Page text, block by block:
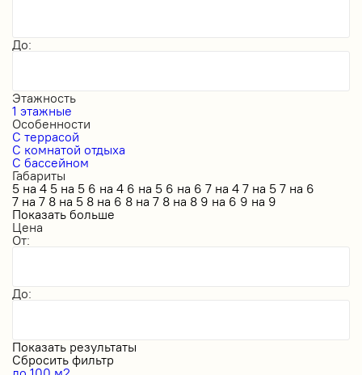
До:
Этажность
1 этажные
Особенности
С террасой
С комнатой отдыха
С бассейном
Габариты
5 на 4 5 на 5 6 на 4 6 на 5 6 на 6 7 на 4 7 на 5 7 на 6
7 на 7 8 на 5 8 на 6 8 на 7 8 на 8 9 на 6 9 на 9
Показать больше
Цена
От:
До:
Показать результаты
Сбросить фильтр